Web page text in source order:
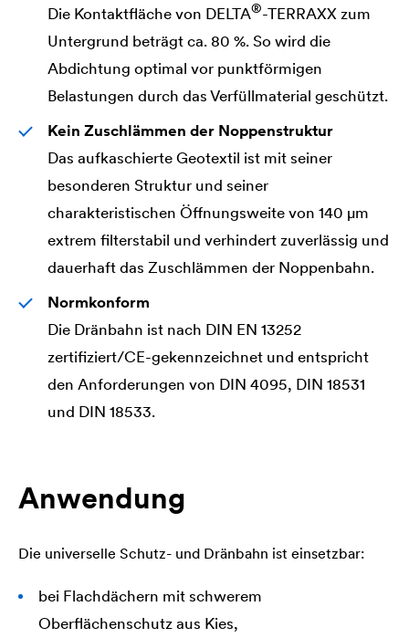
Die Kontaktfläche von DELTA®-TERRAXX zum
Untergrund beträgt ca. 80 %. So wird die
Abdichtung optimal vor punktförmigen
Belastungen durch das Verfüllmaterial geschützt.
Kein Zuschlämmen der Noppenstruktur
Das aufkaschierte Geotextil ist mit seiner
besonderen Struktur und seiner
charakteristischen Öffnungsweite von 140 μm
extrem filterstabil und verhindert zuverlässig und
dauerhaft das Zuschlämmen der Noppenbahn.
Normkonform
Die Dränbahn ist nach DIN EN 13252
zertifiziert/CE-gekennzeichnet und entspricht
den Anforderungen von DIN 4095, DIN 18531
und DIN 18533.
Anwendung
Die universelle Schutz- und Dränbahn ist einsetzbar:
bei Flachdächern mit schwerem
Oberflächenschutz aus Kies,